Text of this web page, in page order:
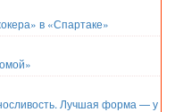
в «Спартаке»
Лучшая форма — у